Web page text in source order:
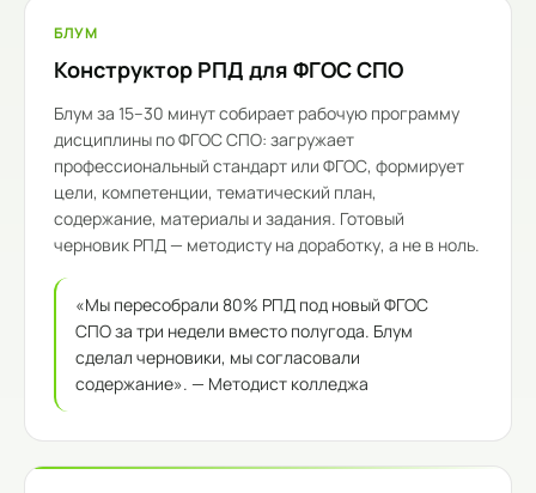
БЛУМ
Конструктор РПД для ФГОС СПО
Блум за 15–30 минут собирает рабочую программу
дисциплины по ФГОС СПО: загружает
профессиональный стандарт или ФГОС, формирует
цели, компетенции, тематический план,
содержание, материалы и задания. Готовый
черновик РПД — методисту на доработку, а не в ноль.
«Мы пересобрали 80% РПД под новый ФГОС
СПО за три недели вместо полугода. Блум
сделал черновики, мы согласовали
содержание». — Методист колледжа